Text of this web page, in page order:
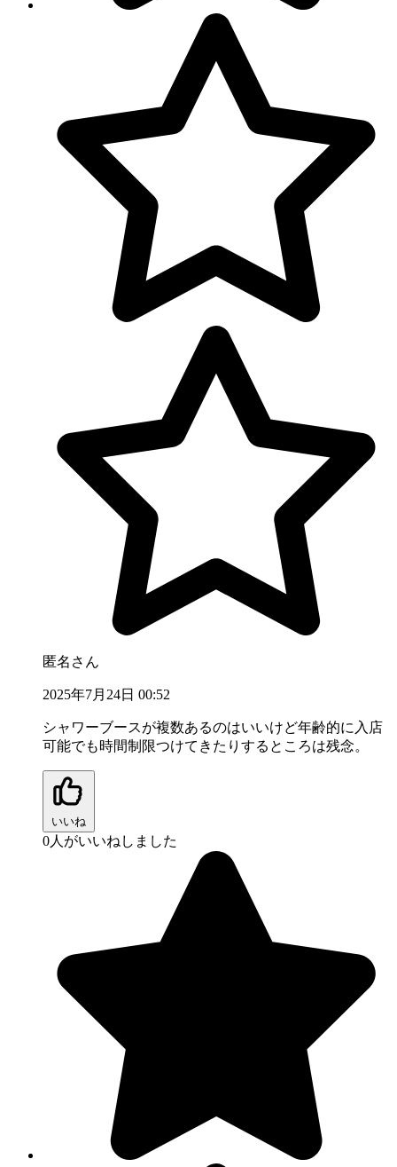
匿名さん
2025年7月24日 00:52
シャワーブースが複数あるのはいいけど年齢的に入店
可能でも時間制限つけてきたりするところは残念。
いいね
0人がいいねしました